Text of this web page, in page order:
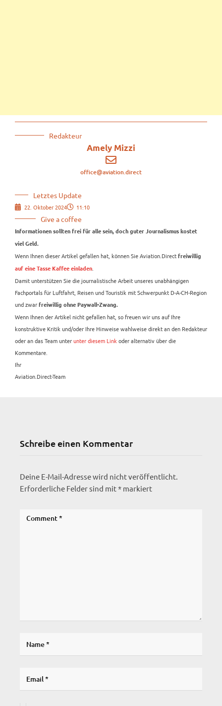
Redakteur
Amely Mizzi
office@aviation.direct
Letztes Update
22. Oktober 2024 11:10
Give a coffee
Informationen sollten frei für alle sein, doch guter Journalismus kostet
viel Geld.
Wenn Ihnen dieser Artikel gefallen hat, können Sie Aviation.Direct freiwillig
auf eine Tasse Kaffee einladen
Damit unterstützen Sie die journalistische Arbeit unseres unabhängigen
Fachportals für Luftfahrt, Reisen und Touristik mit Schwerpunkt D-A-CH-Region
und zwar freiwillig ohne Paywall-Zwang.
Wenn Ihnen der Artikel nicht gefallen hat, so freuen wir uns auf Ihre
konstruktive Kritik und/oder Ihre Hinweise wahlweise direkt an den Redakteur
oder an das Team unterunter diesem Link oder alternativ über die
Kommentare.
Ihr
Aviation.Direct-Team
Schreibe einen Kommentar
Deine E-Mail-Adresse wird nicht veröffentlicht.
Erforderliche Felder sind mit* markiert